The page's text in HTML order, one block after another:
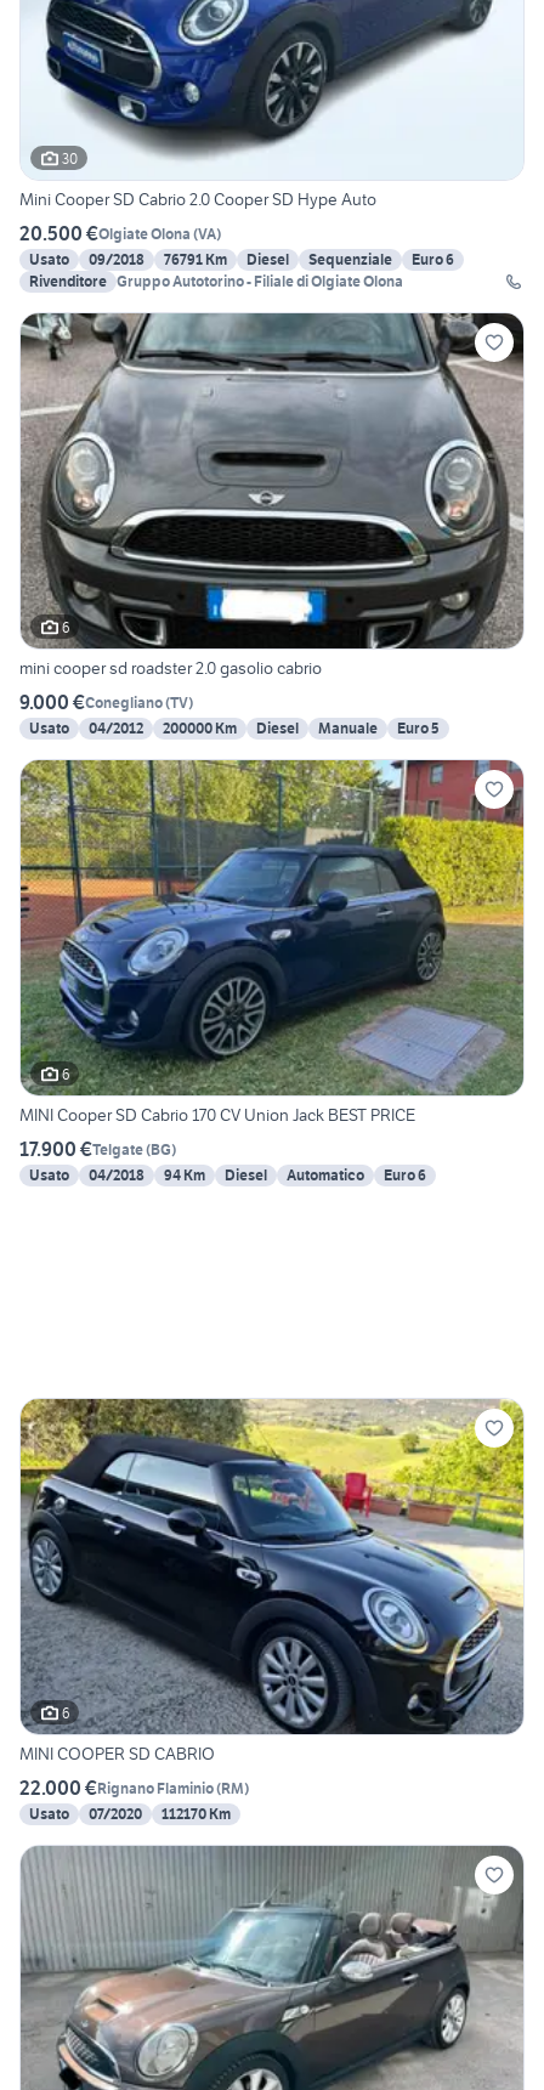
30
Mini Cooper SD Cabrio 2.0 Cooper SD Hype Auto
20.500 €Olgiate Olona (VA)
Usato
09/2018 76791 Km Diesel Sequenziale
Euro 6
Rivenditore Gruppo Autotorino - Filiale di Olgiate Olona
6
mini cooper sd roadster 2.0 gasolio cabrio
9.000 €Conegliano(TV)
Usato
04/2012 200000 Km Diesel Manuale Euro 5
6
MINI Cooper SD Cabrio 170 CV Union Jack BEST PRICE
17.900 €Telgate(BG)
Usato
04/2018 94 Km Diesel Automatico Euro 6
6
MINI COOPER SD CABRIO
22.000 €Rignano Flaminio(RM)
Usato
07/2020 112170 Km